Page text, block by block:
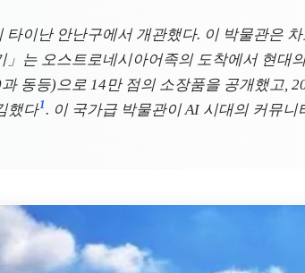
이난 안난구에서 개관했다. 이 박물관은
는 오스트로네시아어족의 도착에서 현대
동등)으로 14만 점의 소장품을 공개했고,
했다1. 이 국가급 박물관이 AI 시대의 커뮤